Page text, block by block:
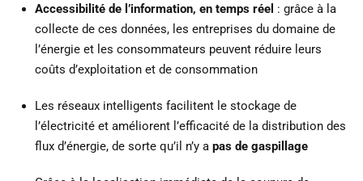
Accessibilité de l’information, en temps réel : grâce à la
collecte de ces données, les entreprises du domaine de
l’énergie et les consommateurs peuvent réduire leurs
coûts d’exploitation et de consommation
Les réseaux intelligents facilitent le stockage de
l’électricité et améliorent l’efficacité de la distribution des
flux d’énergie, de sorte qu’il n’y a pas de gaspillage